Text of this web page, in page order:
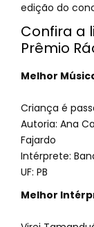
edição do
Confira a
Prêmio
Melhor
Criança é
Autoria: Ana
Fajardo
Intérprete:
UF: PB
Melhor